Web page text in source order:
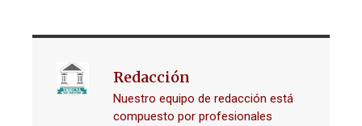
Redacción
Nuestro equipo de redacción está
compuesto por profesionales